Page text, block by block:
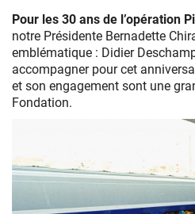
Pour les 30 ans de l’opération
notre Présidente Bernadette
emblématique : Didier
accompagner pour cet
et son engagement sont une
Fondation.